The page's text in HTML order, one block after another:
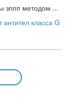
зппп методом ...
антител класса G